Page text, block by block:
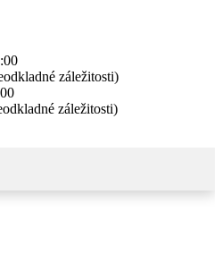
záležitosti)
záležitosti)